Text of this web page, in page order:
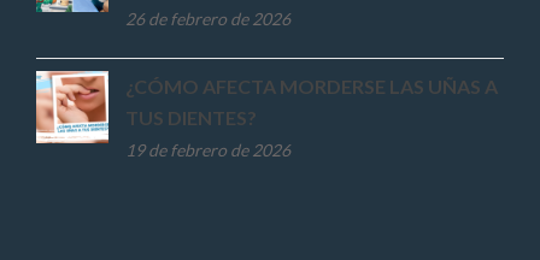
26 de febrero de 2026
¿CÓMO AFECTA MORDERSE LAS UÑAS A
TUS DIENTES?
19 de febrero de 2026